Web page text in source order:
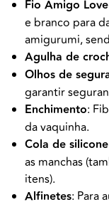
Fio Amigo Love
e branco para
amigurumi,
Agulha de
Olhos de
garantir
Enchimento:
da vaquinha.
Cola de silicone
as manchas
itens).
Alfinetes: Para